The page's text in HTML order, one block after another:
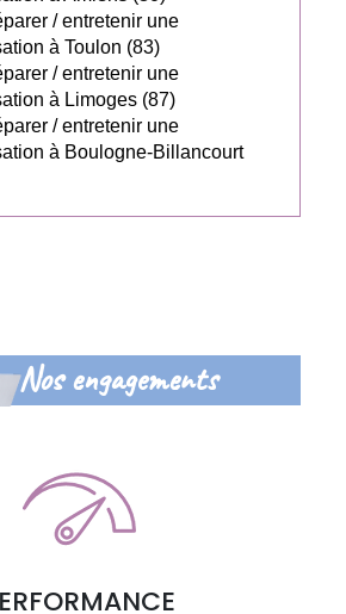
/ entretenir une
à Toulon (83)
/ entretenir une
à Limoges (87)
/ entretenir une
à Boulogne-Billancourt
Nos engagements